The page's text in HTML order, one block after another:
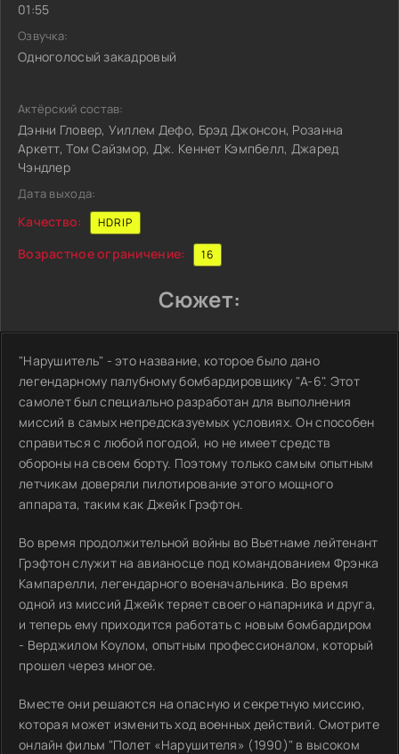
01:55
Озвучка:
Одноголосый закадровый
Актёрский состав:
Дэнни Гловер, Уиллем Дефо, Брэд Джонсон, Розанна
Аркетт, Том Сайзмор, Дж. Кеннет Кэмпбелл, Джаред
Чэндлер
Дата выхода:
Качество: HDRIP
Возрастное ограничение: 16
Сюжет:
"Нарушитель" - это название, которое было дано
легендарному палубному бомбардировщику "А-6". Этот
самолет был специально разработан для выполнения
миссий в самых непредсказуемых условиях. Он способен
справиться с любой погодой, но не имеет средств
обороны на своем борту. Поэтому только самым опытным
летчикам доверяли пилотирование этого мощного
аппарата, таким как Джейк Грэфтон.
Во время продолжительной войны во Вьетнаме лейтенант
Грэфтон служит на авианосце под командованием Фрэнка
Кампарелли, легендарного военачальника. Во время
одной из миссий Джейк теряет своего напарника и друга,
и теперь ему приходится работать с новым бомбардиром
- Верджилом Коулом, опытным профессионалом, который
прошел через многое.
Вместе они решаются на опасную и секретную миссию,
которая может изменить ход военных действий. Смотрите
онлайн фильм "Полет «Нарушителя» (1990)" в высоком